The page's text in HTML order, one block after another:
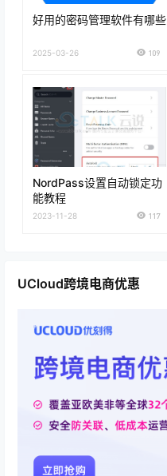
好用的密码管理软件有哪些
2025-03-26 109
NordPass设置自动锁定功
能教程
2023-11-28 117
UCloud跨境电商优惠